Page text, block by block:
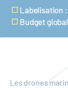
Labelisation
Budget
Les drones